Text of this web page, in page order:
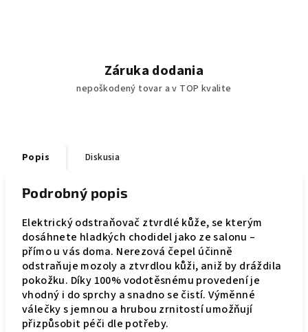
Záruka dodania
nepoškodený tovar a v TOP kvalite
Popis Diskusia
Podrobný popis
Elektrický odstraňovač ztvrdlé kůže, se kterým
dosáhnete hladkých chodidel jako ze salonu –
přímo u vás doma. Nerezová čepel účinně
odstraňuje mozoly a ztvrdlou kůži, aniž by dráždila
pokožku. Díky 100% vodotěsnému provedení je
vhodný i do sprchy a snadno se čistí. Výměnné
válečky s jemnou a hrubou zrnitostí umožňují
přizpůsobit péči dle potřeby.